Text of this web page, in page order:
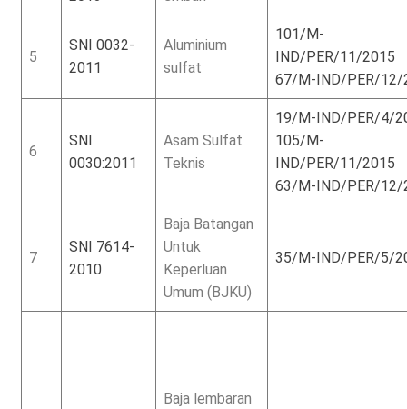
5
SNI 0032-
2011
Aluminium
sulfat
101/M-
IND/PER/11/2015
67/M-IND/PER/12/
6
SNI
0030:2011
Asam Sulfat
Teknis
19/M-IND/PER/4/
105/M-
IND/PER/11/2015
63/M-IND/PER/12/
7
SNI 7614-
2010
Baja Batangan
Untuk
Keperluan
Umum (BJKU)
35/M-IND/PER/5/
Baja lembaran